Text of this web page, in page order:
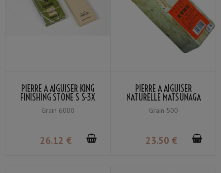
PIERRE À AIGUISER KING
FINISHING STONE S S-3X
GRAIN #6000 SANS BASE
Grain 6000
26.12 €
PIERRE À AIGUISER
NATURELLE MATSUNAGA
AMAKUSA LARGE GRAIN
#500
Grain 500
23.50 €